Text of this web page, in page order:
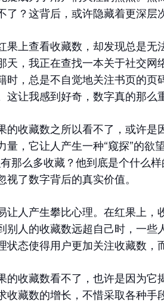
了？这背后，或许隐藏着更深层
果上查看收藏数，却发现总是无
天，我正在查找一本关于社交网
时，总是不自觉地关注书页的页
这让我感到好奇，数字真的那么
的收藏数之所以看不了，或许
量，它让人产生一种“窥探”的欲
那么多收藏？他到底是个什么
视了数字背后的真实价值。
让人产生攀比心理。在红果上，
别人的收藏数远超自己时，一
状态使得用户更加关注收藏数，
的收藏数看不了，也许是因为它
收藏数的增长，不惜采取各种